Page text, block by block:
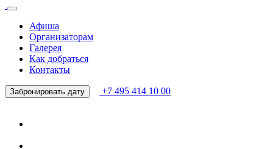
Афиша
Организаторам
Галерея
Как добраться
Контакты
Забронировать дату +7 495 414 10 00